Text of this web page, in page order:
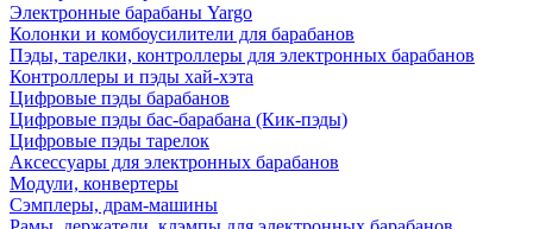
Электронные барабаны Yargo
Колонки и комбоусилители для барабанов
Пэды, тарелки, контроллеры для электронных барабанов
Контроллеры и пэды хай-хэта
Цифровые пэды барабанов
Цифровые пэды бас-барабана (Кик-пэды)
Цифровые пэды тарелок
Аксессуары для электронных барабанов
Модули, конвертеры
Сэмплеры, драм-машины